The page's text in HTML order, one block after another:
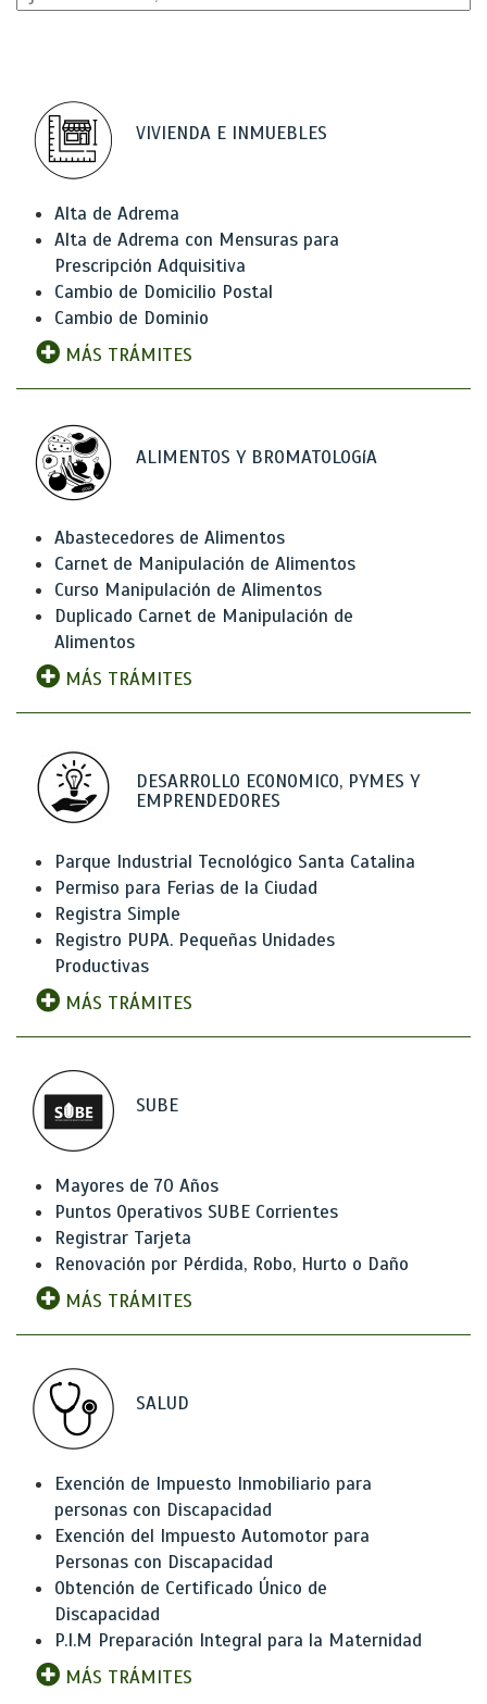
VIVIENDA E INMUEBLES
Alta de Adrema
Alta de Adrema con Mensuras para
Prescripción Adquisitiva
Cambio de Domicilio Postal
Cambio de Dominio
MÁS TRÁMITES
ALIMENTOS Y BROMATOLOGíA
Abastecedores de Alimentos
Carnet de Manipulación de Alimentos
Curso Manipulación de Alimentos
Duplicado Carnet de Manipulación de
Alimentos
MÁS TRÁMITES
DESARROLLO ECONOMICO, PYMES Y
EMPRENDEDORES
Parque Industrial Tecnológico Santa Catalina
Permiso para Ferias de la Ciudad
Registra Simple
Registro PUPA. Pequeñas Unidades
Productivas
MÁS TRÁMITES
SUBE
Mayores de 70 Años
Puntos Operativos SUBE Corrientes
Registrar Tarjeta
Renovación por Pérdida, Robo, Hurto o Daño
MÁS TRÁMITES
SALUD
Exención de Impuesto Inmobiliario para
personas con Discapacidad
Exención del Impuesto Automotor para
Personas con Discapacidad
Obtención de Certificado Único de
Discapacidad
P.I.M Preparación Integral para la Maternidad
MÁS TRÁMITES